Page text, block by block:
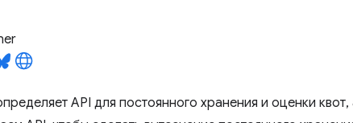
API для постоянного хранения и оценки